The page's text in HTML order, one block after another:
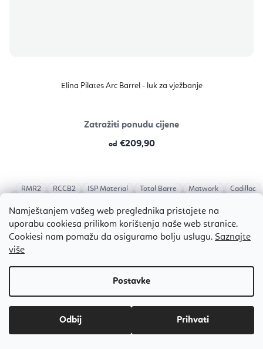
Namještanjem vašeg web preglednika pristajete na
uporabu cookiesa prilikom korištenja naše web stranice.
Cookiesi nam pomažu da osiguramo bolju uslugu. Saznajte
više
Odbij
Elina Pilates Arc Barrel - luk za vježbanje
Zatražiti ponudu cijene
od €209,90
RMR2 RCCB2 ISP Material Total Barre Matwork Cadillac